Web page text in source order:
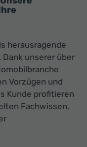
herausragende
Dank unserer über
Vorzügen und
Kunde profitieren
Fachwissen,